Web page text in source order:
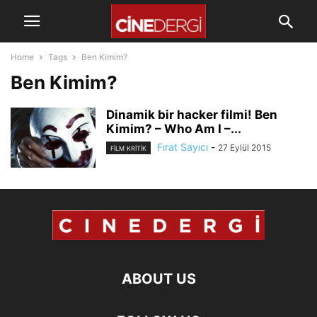
Home Tags Ben Kimim?
Ben Kimim?
Dinamik bir hacker filmi! Ben
Kimim? – Who Am I –...
FILM KRITIK Fırat Sayıcı - 27 Eylül 2015
ABOUT US